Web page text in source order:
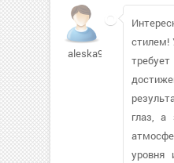
aleska93
стилем!
глаз, а
уровня